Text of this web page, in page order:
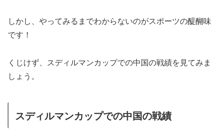
しかし、やってみるまでわからないのがスポーツの醍醐味
です！
くじけず、スディルマンカップでの中国の戦績を見てみま
しょう。
スディルマンカップでの中国の戦績